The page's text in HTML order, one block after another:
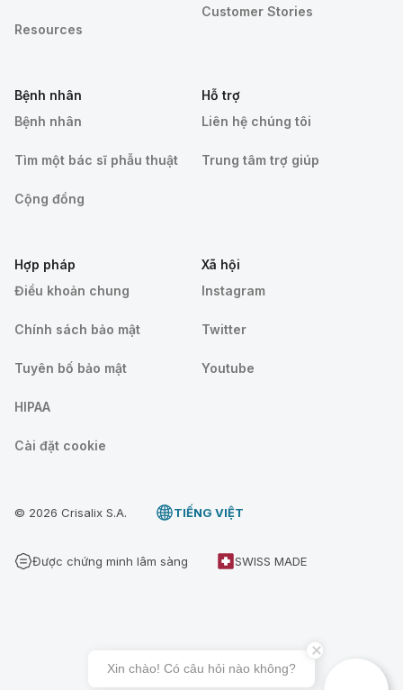
Resources
Customer Stories
Bệnh nhân
Bệnh nhân
Tìm một bác sĩ phẫu thuật
Cộng đồng
Hỗ trợ
Liên hệ chúng tôi
Trung tâm trợ giúp
Hợp pháp
Điều khoản chung
Chính sách bảo mật
Tuyên bố bảo mật
HIPAA
Cài đặt cookie
Xã hội
Instagram
Twitter
Youtube
© 2026 Crisalix S.A. TIẾNG VIỆT
Được chứng minh lâm sàng SWISS MADE
Xin chào! Có câu hỏi nào không?